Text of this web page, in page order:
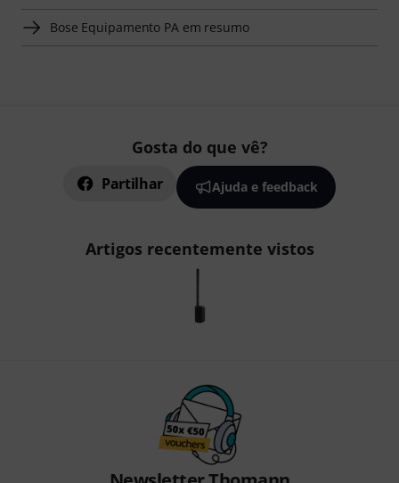
Bose Equipamento PA em resumo
Gosta do que vê?
Partilhar Ajuda e feedback
Artigos recentemente vistos